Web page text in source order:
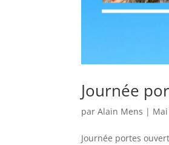
Journée
parAlain Mens |
Journée portes